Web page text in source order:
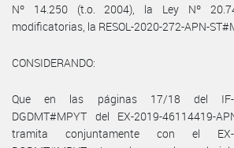
Nº 14.250 (t.o. 2004), la Ley Nº
modificatorias, la RESOL-2020-272-APN-
CONSIDERANDO:
Que en las páginas 17/18 del IF-
DGDMT#MPYT del EX-2019-46114419-
tramita conjuntamente con el EX-